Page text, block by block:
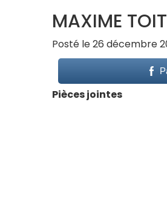
MAXIME
Posté le 26 décembre
Pièces jointes